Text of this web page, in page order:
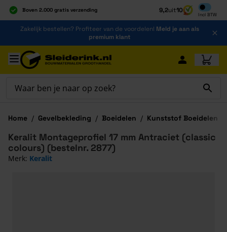
Boven 2.000 gratis verzending
Al 40 jaar dé specialist
Alles onder één dak
9,2uit10
Incl BTW
Inclusief
Ga naar de inhoud
Zakelijk bestellen? Profiteer van de voordelen! Meld je aan als
premium klant
Ga naar hoofdinhoud
Home / Gevelbekleding / Boeidelen / Kunststof Boeidelen
Keralit Montageprofiel 17 mm Antraciet (classic
colours) (bestelnr. 2877)
Merk: Keralit